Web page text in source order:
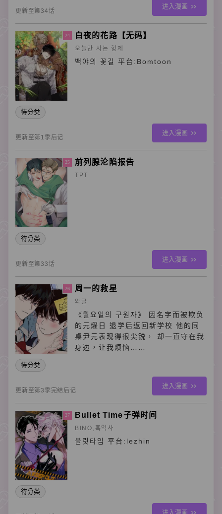
更新至第34话
进入漫画
24 白夜的花路【无码】
오늘만 사는 형제
백야의 꽃길 平台:Bomtoon
待分类
更新至第1季后记
进入漫画
25 前列腺沦陷报告
TPT
待分类
更新至第33话
进入漫画
26 周一的救星
와글
《월요일의 구원자》 因名字而被欺负
的元燿日 退学后返回新学校 他的同
桌尹元表现得很尖锐， 却一直守在我
身边，让我烦恼……
待分类
更新至第3季完结后记
进入漫画
27 Bullet Time子弹时间
BINO,흑역사
불릿타임 平台:lezhin
待分类
进入漫画